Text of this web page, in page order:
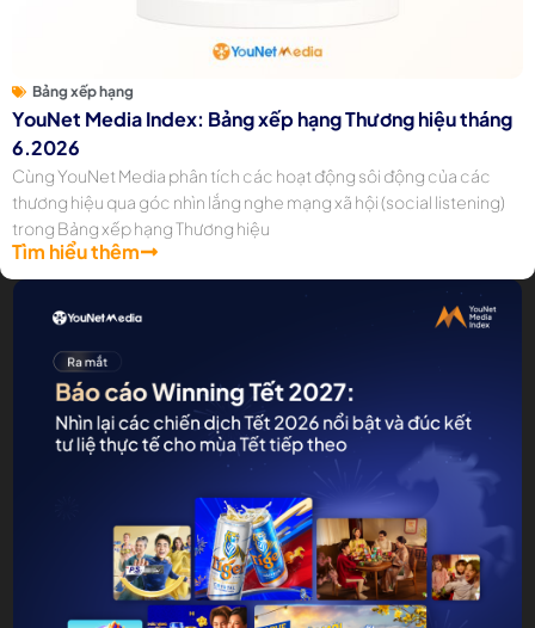
Bảng xếp hạng
YouNet Media Index: Bảng xếp hạng Thương hiệu tháng
6.2026
Cùng YouNet Media phân tích các hoạt động sôi động của các
thương hiệu qua góc nhìn lắng nghe mạng xã hội (social listening)
trong Bảng xếp hạng Thương hiệu
Tìm hiểu thêm